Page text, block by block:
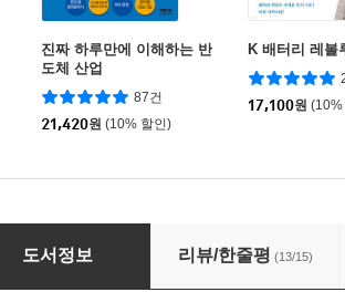
진짜 하루만에 이해하는 반
도체 산업
87건
21,420원 (10% 할인)
K 배터리 레볼
17,100원 (10%
명의 미래
도서정보 리뷰/한줄평 (13/15)